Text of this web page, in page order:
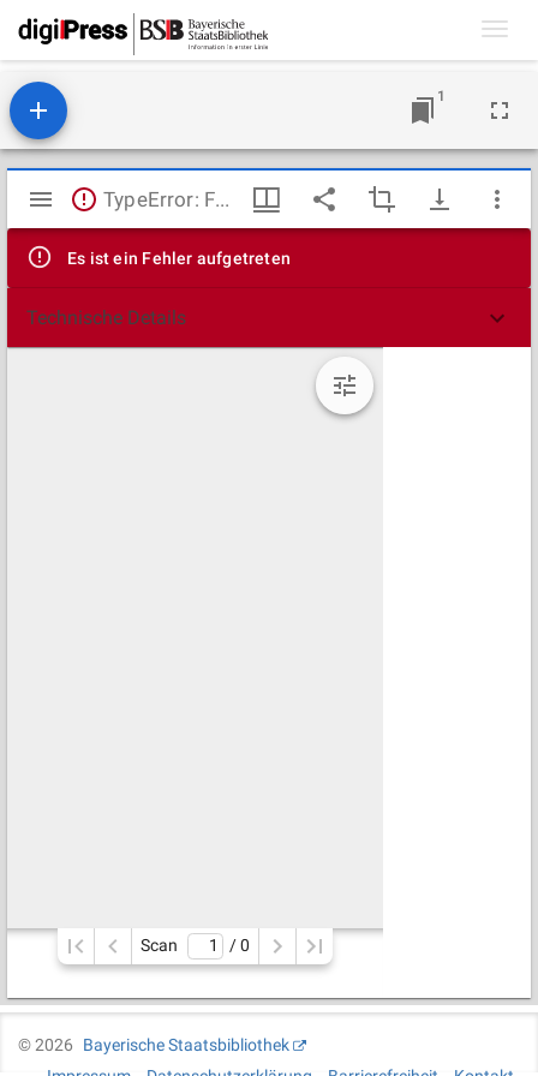
1
Mirador
Viewer
TypeError: Failed to fetch
Es ist ein Fehler aufgetreten
Technische Details
Scan / 0
©2026
Bayerische Staatsbibliothek